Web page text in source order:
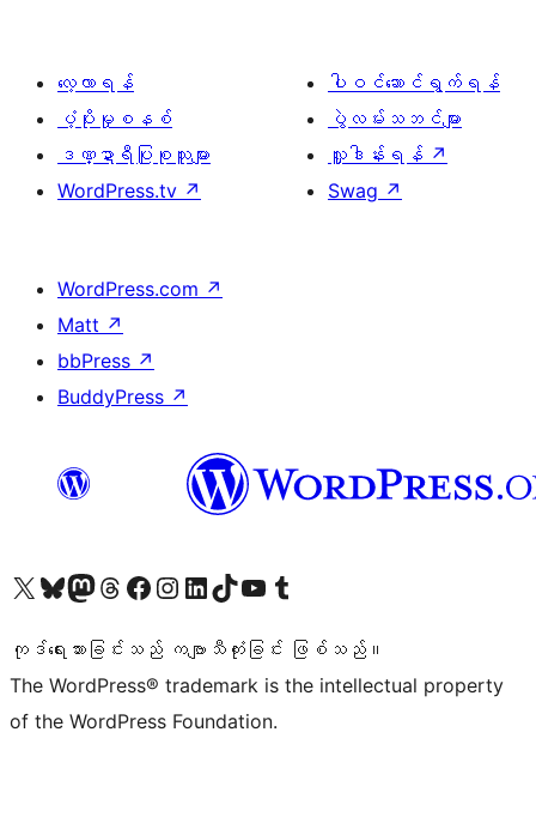
လေ့လာရန်
ပံ့ပိုးမှုစနစ်
ဒဏ္ဍာရီပြုစုသူများ
WordPress.tv ↗
ပါဝင်ဆောင်ရွက်ရန်
ပွဲလမ်းသဘင်များ
လှူဒါန်းရန် ↗
Swag ↗
WordPress.com ↗
Matt ↗
bbPress ↗
BuddyPress ↗
ကျွန်ုပ်တို့၏ X (ယခင် Twitter) အကောင့်သို့ သွားရောက်ကြည့်ရှုပါကျွန်ုပ်တို့၏ Bluesky အကောင့်သို့ ဝင်ရောက်ကြည့်ရှုရန်
ကျွန်ုပ်တို့၏ Mastodon အကောင့်သို့ သွားရောက်ကြည့်ရှုပါကျွန်ုပ်တို့၏ Threads အကောင့်သို့ ဝင်ရောက်ကြည့်ရှုရန်
ကျွန်ုပ်တို့၏ Facebook စာမျက်နှာသို့ သွားရောက်ကြည့်ရှုပါကျွန်ုပ်တို့၏ Instagram အကောင့်သို့ သွားရောက်ကြည့်ရှုပါ ကျွန်ုပ်တို့၏ LinkedIn အကောင့်သို့ သွားရောက်ကြည့်ရှုပါကျွန်ုပ်တို့၏ TikTok အကောင့်သို့ ဝင်ရောက်ကြည့်ရှုရန်
ကျွန်ုပ်တို့၏ YouTube ချန်နယ်သို့ သွားရောက်ကြည့်ရှုပါ ကျွန်ုပ်တို့၏ Tumblr အကောင့်သို့ ဝင်ရောက်ကြည့်ရှုရန်
ကုဒ်ရေးသားခြင်းသည် ကဗျာသီကုံးခြင်း ဖြစ်သည်။
The WordPress® trademark is the intellectual property
of the WordPress Foundation.